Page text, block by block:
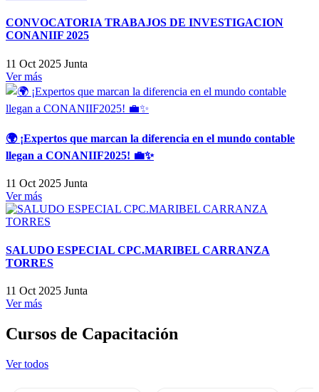
CONVOCATORIA TRABAJOS DE INVESTIGACION
CONANIIF 2025
11 Oct 2025 Junta
Ver más
🌍 ¡Expertos que marcan la diferencia en el mundo contable
llegan a CONANIIF2025! 💼✨
11 Oct 2025 Junta
Ver más
SALUDO ESPECIAL CPC.MARIBEL CARRANZA
TORRES
11 Oct 2025 Junta
Ver más
Cursos de Capacitación
Ver todos